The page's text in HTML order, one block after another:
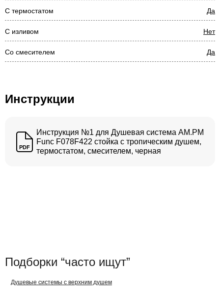
С термостатом Да
С изливом Нет
Со смесителем Да
Инструкции
PDF
Инструкция №1 для Душевая система AM.PM
Func F078F422 стойка с тропическим душем,
термостатом, смесителем, черная
Подборки “часто ищут”
Душевые системы с верхним душем